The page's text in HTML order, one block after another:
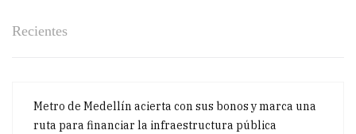
Recientes
Metro de Medellín acierta con sus bonos y marca una
ruta para financiar la infraestructura pública